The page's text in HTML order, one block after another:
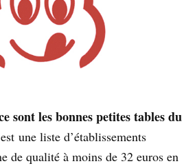
sont les bonnes petites tables du
une liste d’établissements
de qualité à moins de 32 euros en